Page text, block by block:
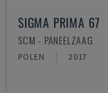
SIGMA PRIMA 67
SCM - PANEELZAAG
POLEN 2017